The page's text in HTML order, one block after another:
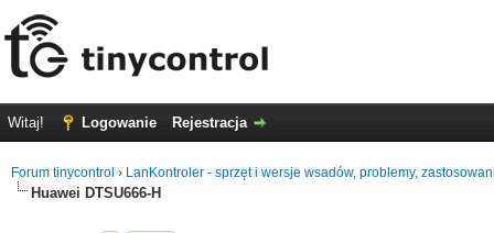
Witaj! Logowanie Rejestracja
Forum tinycontrol › LanKontroler - sprzęt i wersje wsadów, problemy,
Huawei DTSU666-H